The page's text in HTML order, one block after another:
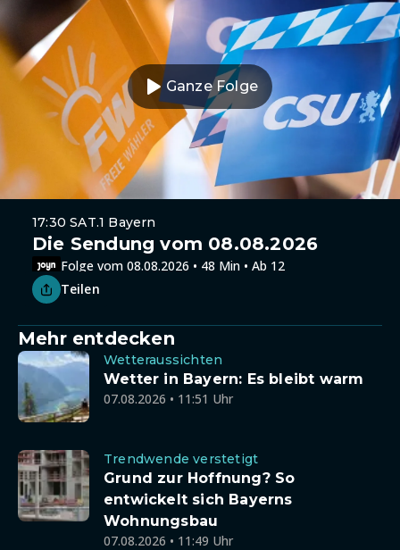
Ganze Folge
17:30 SAT.1 Bayern
Die Sendung vom 08.08.2026
Folge vom 08.08.2026 • 48 Min • Ab 12
Teilen
Mehr entdecken
Wetteraussichten
Wetter in Bayern: Es bleibt warm
07.08.2026 • 11:51 Uhr
Trendwende verstetigt
Grund zur Hoffnung? So
entwickelt sich Bayerns
Wohnungsbau
07.08.2026 • 11:49 Uhr